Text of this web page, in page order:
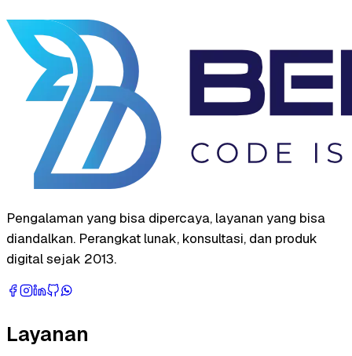
Pengalaman yang bisa dipercaya, layanan yang bisa
diandalkan. Perangkat lunak, konsultasi, dan produk
digital sejak 2013.
Layanan